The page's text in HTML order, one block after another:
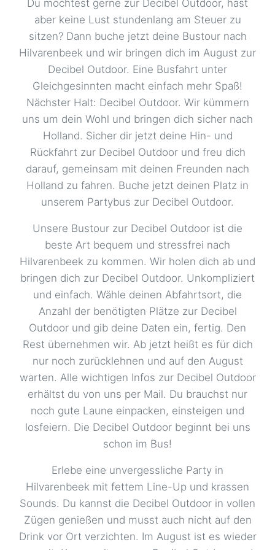
Industriestraße 2, 32756 Detmold
Dinslaken - Hbf 59,00 €
Bahnhofsplatz 1, 46535 Dinslaken
Dorsten - Hbf 59,00 €
Julius-Ambrunn-Straße, 46282 Dorsten
Dortmund 59,00 €
Steinstraße 39, 44147 Dortmund
Duisburg 59,00 €
Mercatorstraße 74 - 80, 47051 Duisburg
Dülmen - ZOB 59,00 €
Bahnhofstr. 50 , 48249 Dülmen
Düren 59,00 €
Ludwig-Erhard-Platz, 52351 Düren
Düsseldorf 59,00 €
Worringer Straße 140, 40210 Düsseldorf
Elsdorf - Dorfplatz 59,00 €
Dorfpl. 19, 50189 Elsdorf
Elten 49,00 €
Beeker Straße 250, 46446 Emmerich
Emmerich - Hbf 49,00 €
Bahnhofstr. 21, 46446 Emmerich
Hengelopl. , 48282 Emsdetten
Erwitte - Star Tankstelle 65,00 €
Hellweg 66, 59597 Erwitte
Essen 59,00 €
Du möchtest gerne zur Decibel Outdoor, hast
aber keine Lust stundenlang am Steuer zu
sitzen? Dann buche jetzt deine Bustour nach
Hilvarenbeek und wir bringen dich im August zur
Decibel Outdoor. Eine Busfahrt unter
Gleichgesinnten macht einfach mehr Spaß!
Nächster Halt: Decibel Outdoor. Wir kümmern
uns um dein Wohl und bringen dich sicher nach
Holland. Sicher dir jetzt deine Hin- und
Rückfahrt zur Decibel Outdoor und freu dich
darauf, gemeinsam mit deinen Freunden nach
Holland zu fahren. Buche jetzt deinen Platz in
unserem Partybus zur Decibel Outdoor.
Unsere Bustour zur Decibel Outdoor ist die
beste Art bequem und stressfrei nach
Hilvarenbeek zu kommen. Wir holen dich ab und
bringen dich zur Decibel Outdoor. Unkompliziert
und einfach. Wähle deinen Abfahrtsort, die
Anzahl der benötigten Plätze zur Decibel
Outdoor und gib deine Daten ein, fertig. Den
Rest übernehmen wir. Ab jetzt heißt es für dich
nur noch zurücklehnen und auf den August
warten. Alle wichtigen Infos zur Decibel Outdoor
erhältst du von uns per Mail. Du brauchst nur
noch gute Laune einpacken, einsteigen und
losfeiern. Die Decibel Outdoor beginnt bei uns
schon im Bus!
Erlebe eine unvergessliche Party in
Hilvarenbeek mit fettem Line-Up und krassen
Sounds. Du kannst die Decibel Outdoor in vollen
Zügen genießen und musst auch nicht auf den
Drink vor Ort verzichten. Im August ist es wieder